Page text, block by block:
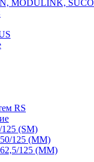
MODULINK,
RS
(SM)
50/125 (ММ)
62,5/125 (ММ)